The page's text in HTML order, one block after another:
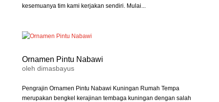
kesemuanya tim kami kerjakan sendiri. Mulai...
Ornamen Pintu Nabawi
oleh dimasbayus
Pengrajin Ornamen Pintu Nabawi Kuningan Rumah Tempa
merupakan bengkel kerajinan tembaga kuningan dengan salah